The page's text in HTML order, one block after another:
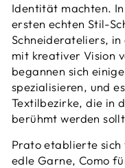
Identität machten.
ersten echten Stil-
Schneiderateliers, in
mit kreativer Vision
begannen sich
spezialisieren, und
Textilbezirke, die in
berühmt werden
Prato etablierte
edle Garne, Como